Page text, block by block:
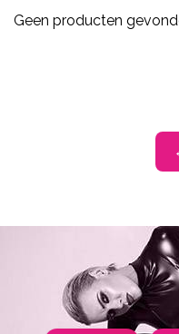
Geen producten